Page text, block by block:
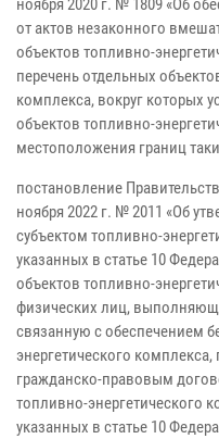
ноября 2020 г. № 1809 «Об
от актов незаконного
объектов топливно-
перечень отдельных
комплекса, вокруг которых
объектов топливно-
местоположения границ
постановление
ноября 2022 г. № 2011 «Об
субъектом топливно-
указанных в статье 10
объектов топливно-
физических лиц,
связанную с обеспечением
энергетического
гражданско-правовым
топливно-энергетического
указанных в статье 10